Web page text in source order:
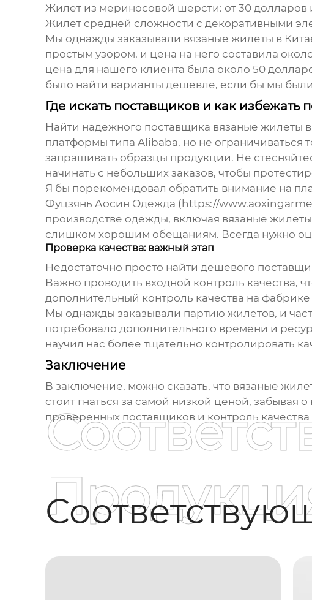
Жилет из мериносовой шерсти: от 30 долларов
Жилет средней сложности с декоративными
Мы однажды заказывали вязаные жилеты в
простым узором, и цена на него составила
цена для нашего клиента была около 50
было найти варианты дешевле, если бы мы
Где искать поставщиков и как избежать
Найти надежного поставщика вязаные жилеты
платформы типа Alibaba, но не ограничиваться
запрашивать образцы продукции. Не
начинать с небольших заказов, чтобы
Я бы порекомендовал обратить внимание на
Фуцзянь Аосин Одежда (https://
производстве одежды, включая вязаные
слишком хорошим обещаниям. Всегда нужно
Проверка качества: важный этап
Недостаточно просто найти дешевого
Важно проводить входной контроль качества,
дополнительный контроль качества на фабрике
Мы однажды заказывали партию жилетов, и
потребовало дополнительного времени и
научил нас более тщательно контролировать
Заключение
В заключение, можно сказать, что вязаные
стоит гнаться за самой низкой ценой,
проверенных поставщиков и контроль